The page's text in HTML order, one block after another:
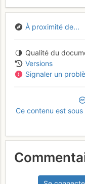
À proximité de...
Qualité du
Versions
Signaler un
Ce contenu est